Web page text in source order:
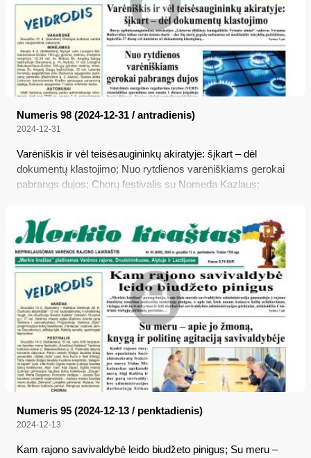
Numeris 98 (2024-12-31 / antradienis)
2024-12-31
Varėniškis ir vėl teisėsaugininkų akiratyje: šįkart – dėl
dokumentų klastojimo; Nuo rytdienos varėniškiams gerokai
pabrangs dujos; Chorų festivalis su Nomeda Kazlaus;
metais?
Numeris 95 (2024-12-13 / penktadienis)
2024-12-13
Kam rajono savivaldybė leido biudžeto pinigus; Su meru –